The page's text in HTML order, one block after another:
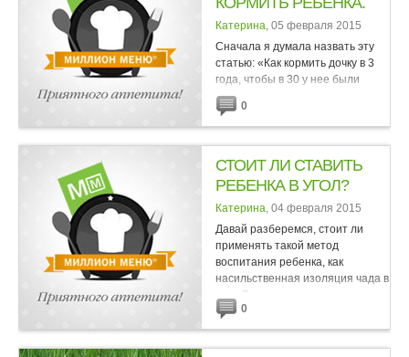
Катерина, 05 февраля 2015
Сначала я думала назвать эту
статью: «Как кормить дочку в 3
года, чтобы в 30 у нее были
проблемы с лишним весом.» Но
передумала…Потому что это
было бы дискриминацией по
отношению к...
0
СТОИТ ЛИ СТАВИТЬ
РЕБЕНКА В УГОЛ?
Катерина, 04 февраля 2015
Давай разберемся, стоит ли
применять такой метод
воспитания ребенка, как
насильственная изоляция чада в
углу. Одним из старых дедовских
методов воспитания и
дисциплинирования ребенка,
0